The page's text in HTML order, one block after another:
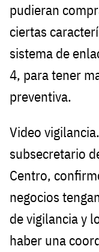
pudieran
ciertas
sistema de
4, para tener
preventiva.
Video
subsecretario
Centro,
negocios
de vigilancia y
haber una